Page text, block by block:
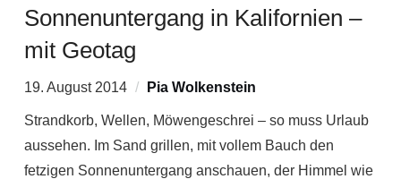
Sonnenuntergang in Kalifornien –
mit Geotag
19. August 2014 Pia Wolkenstein
Strandkorb, Wellen, Möwengeschrei – so muss Urlaub
aussehen. Im Sand grillen, mit vollem Bauch den
fetzigen Sonnenuntergang anschauen, der Himmel wie